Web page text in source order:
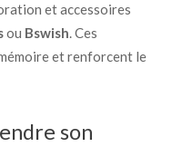
et accessoires
ou Bswish. Ces
et renforcent le
son